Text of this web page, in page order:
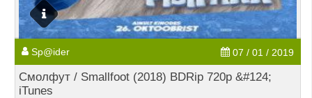
Sp@ider 07 / 01 / 2019
Смолфут / Smallfoot (2018) BDRip 720p &#124;
iTunes